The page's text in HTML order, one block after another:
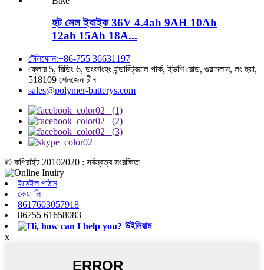
হট সেল ইবাইক 36V 4.4ah 9AH 10Ah
12ah 15Ah 18A...
টেলিফোন:+86-755 36631197
ফ্লোর 5, বিল্ডিং 6, ডংফাংহং ইন্ডাস্ট্রিয়াল পার্ক, ইউশি রোড, গুয়ানলান, লং হুয়া,
518109 শেনজেন চীন
sales@polymer-batterys.com
© কপিরাইট 20102020 : সর্বস্বত্ব সংরক্ষিত৷
ইমেইল পাঠান
কেয়া লি
8617603057918
86755 61658083
উইলিয়াম
x